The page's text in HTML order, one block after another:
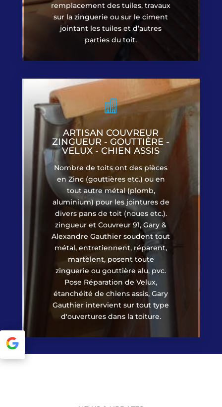
remplacement des tuiles, travaux
sur la zinguerie ou sur le ciment
jointant les tuiles et d’autres
parties du toit.

ARTISAN COUVREUR
ZINGUEUR - GOUTTIÈRE -
VELUX - CHIEN ASSIS
Nombre de toits ont des pièces
en Zinc (gouttières etc.) ou en
tout autre métal (plomb,
aluminium) pour les jointures de
divers pans de toit (noues etc.).
zingueur et Couvreur 91, Gary &
Alexandre Gauthier soudent tout
métal, entretiennent, réparent,
martèlent, posent toute
zinguerie ou gouttière alu, pvc.
Pose Réparation de Velux,
étanchéité de chiens assis, Gary
Gauthier intervient sur tout type
d'ouvertures dans la toiture.